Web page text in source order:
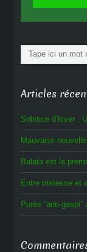
Rechercher
Articles
Solstice d’hiver :
Mauvaise
Balata est la
Entre tristesse et
Purée “anti-